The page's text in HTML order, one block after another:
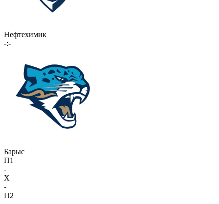
Нефтехимик
-:-
Барыс
П1
-
X
-
П2